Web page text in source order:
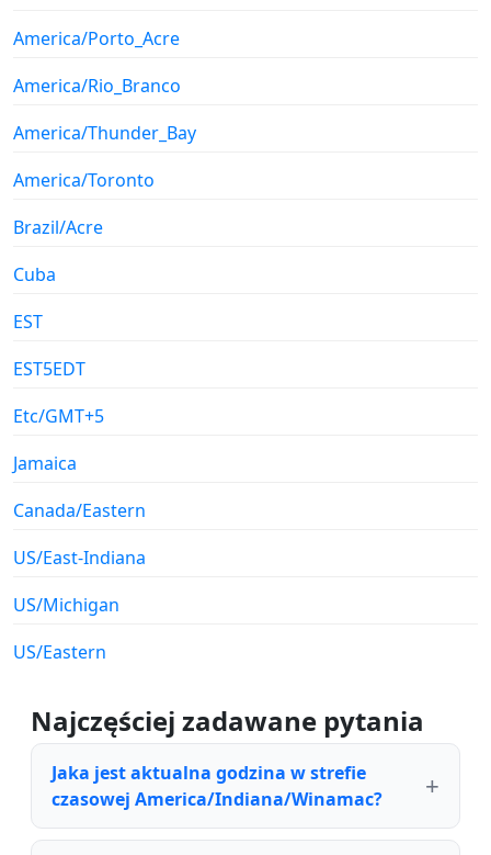
America/Porto_Acre
America/Rio_Branco
America/Thunder_Bay
America/Toronto
Brazil/Acre
Cuba
EST
EST5EDT
Etc/GMT+5
Jamaica
Canada/Eastern
US/East-Indiana
US/Michigan
US/Eastern
Najczęściej zadawane pytania
Jaka jest aktualna godzina w strefie
czasowej America/Indiana/Winamac?